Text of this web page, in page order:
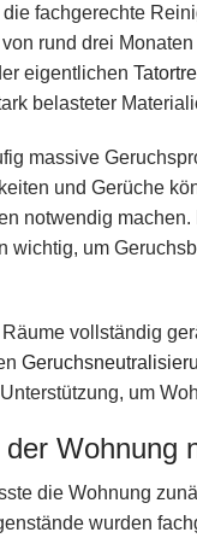
fachgerechte
rund drei
eigentlichen
belasteter
massive
und Gerüche
notwendig
um
vollständig
um
Wohnung
die Wohnung
wurden